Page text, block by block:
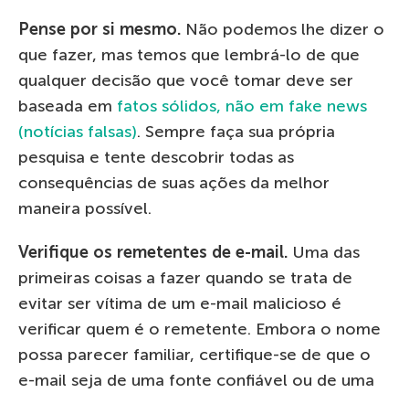
Pense por si mesmo. Não podemos lhe dizer o
que fazer, mas temos que lembrá-lo de que
qualquer decisão que você tomar deve ser
baseada em fatos sólidos, não em fake news
(notícias falsas). Sempre faça sua própria
pesquisa e tente descobrir todas as
consequências de suas ações da melhor
maneira possível.
Verifique os remetentes de e-mail. Uma das
primeiras coisas a fazer quando se trata de
evitar ser vítima de um e-mail malicioso é
verificar quem é o remetente. Embora o nome
possa parecer familiar, certifique-se de que o
e-mail seja de uma fonte confiável ou de uma